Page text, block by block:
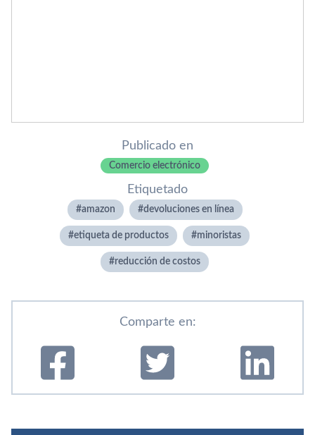
Publicado en
Comercio electrónico
Etiquetado
amazon devoluciones en línea
etiqueta de productos minoristas
reducción de costos
Comparte en: